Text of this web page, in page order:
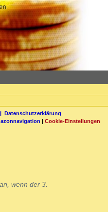
Datenschutzerklärung
| Cookie-Einstellungen
wenn der 3.